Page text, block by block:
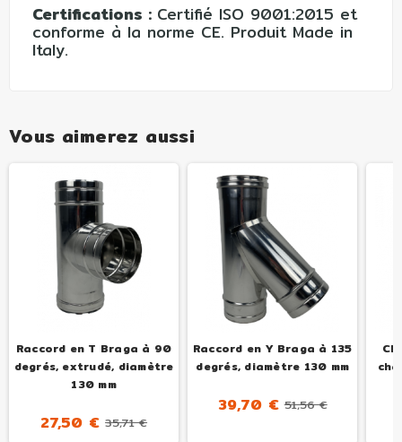
Certifications : Certifié ISO 9001:2015 et
conforme à la norme CE. Produit Made in
Italy.
Vous aimerez aussi
Raccord en T Braga à 90
degrés, extrudé, diamètre
130 mm
27,50 € 35,71 €
Raccord en Y Braga à 135
degrés, diamètre 130 mm
39,70 € 51,56 €